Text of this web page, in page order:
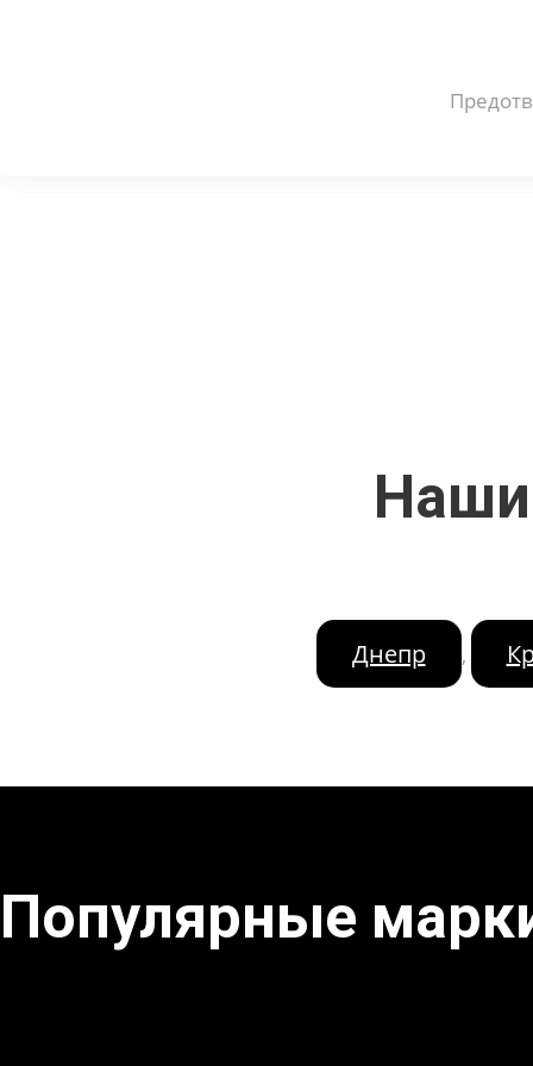
Наши
Днепр ,
Популярные